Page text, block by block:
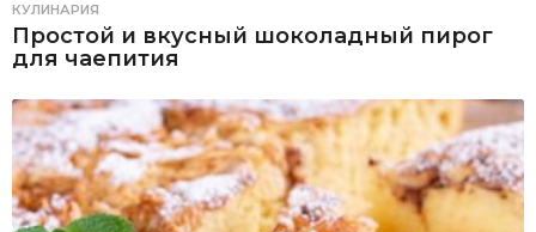
КУЛИНАРИЯ
Простой и вкусный шоколадный пирог
для чаепития